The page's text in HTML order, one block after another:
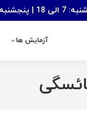
16 | جمعه تعطیل
آزمایش ها
آزمایش ها